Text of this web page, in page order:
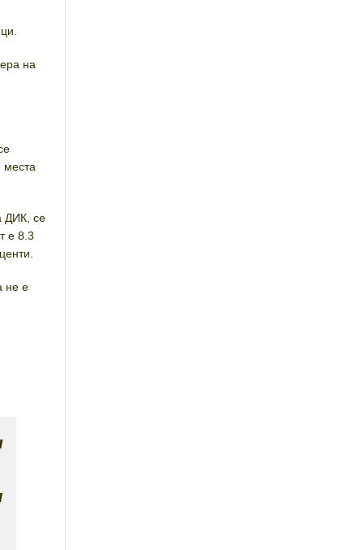
на
места
ДИК, се
е 8.3
не е